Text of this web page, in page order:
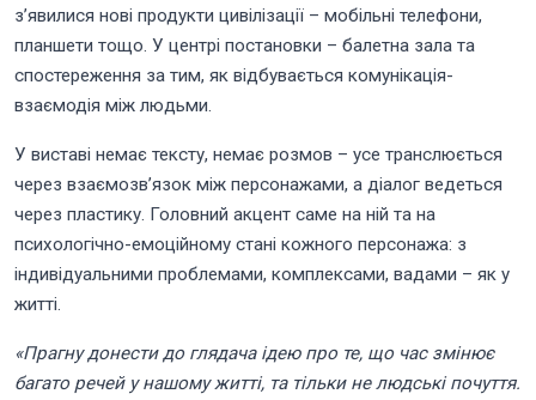
з’явилися нові продукти цивілізації – мобільні телефони,
планшети тощо. У центрі постановки – балетна зала та
спостереження за тим, як відбувається комунікація-
взаємодія між людьми.
У виставі немає тексту, немає розмов – усе транслюється
через взаємозв’язок між персонажами, а діалог ведеться
через пластику. Головний акцент саме на ній та на
психологічно-емоційному стані кожного персонажа: з
індивідуальними проблемами, комплексами, вадами – як у
житті.
«Прагну донести до глядача ідею про те, що час змінює
багато речей у нашому житті, та тільки не людські почуття.